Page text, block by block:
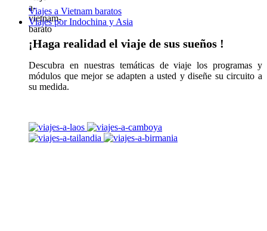
Viajes a Vietnam baratos
Viajes por Indochina y Asia
¡Haga realidad el viaje de sus sueños !
Descubra en nuestras temáticas de viaje los programas y
módulos que mejor se adapten a usted y diseñe su circuito a
su medida.